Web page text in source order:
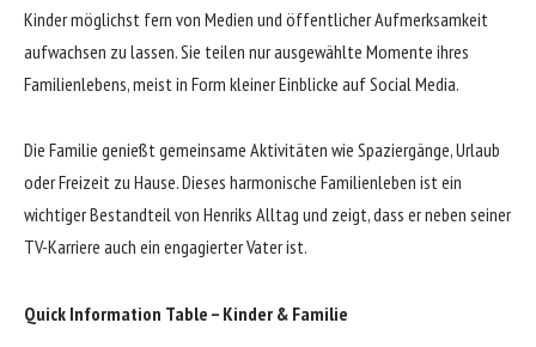
Kinder möglichst fern von Medien und öffentlicher Aufmerksamkeit
aufwachsen zu lassen. Sie teilen nur ausgewählte Momente ihres
Familienlebens, meist in Form kleiner Einblicke auf Social Media.
Die Familie genießt gemeinsame Aktivitäten wie Spaziergänge, Urlaub
oder Freizeit zu Hause. Dieses harmonische Familienleben ist ein
wichtiger Bestandteil von Henriks Alltag und zeigt, dass er neben seiner
TV-Karriere auch ein engagierter Vater ist.
Quick Information Table – Kinder & Familie